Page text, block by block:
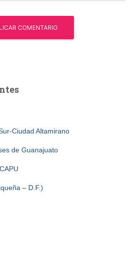
Ciudad Altamirano
de Guanajuato
– D.F.)